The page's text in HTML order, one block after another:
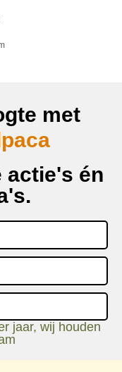
met
actie's én
jaar, wij houden